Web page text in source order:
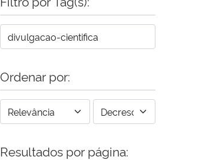
Ordenar por:
Resultados por página: